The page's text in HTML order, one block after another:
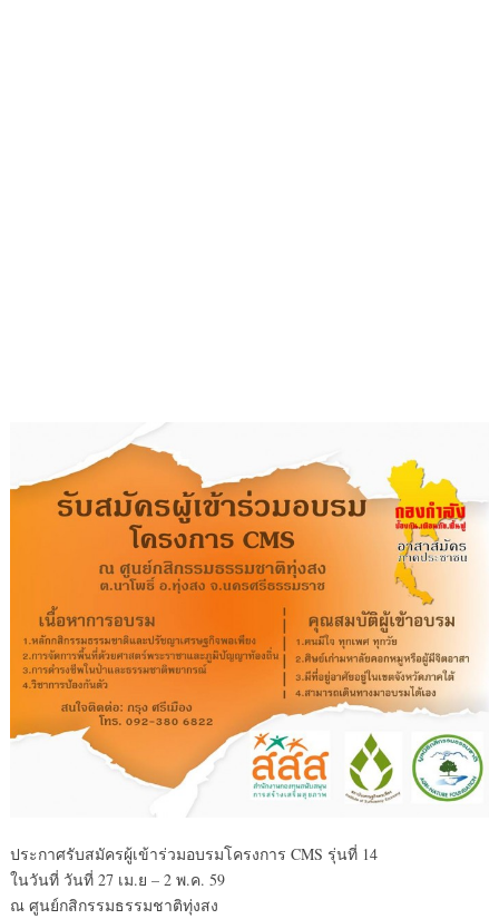
ประกาศรับสมัครผู้เข้าร่วมอบรมโครงการ CMS รุ่นที่ 14
ในวันที่ วันที่ 27 เม.ย – 2 พ.ค. 59
ณ ศูนย์กสิกรรมธรรมชาติทุ่งสง